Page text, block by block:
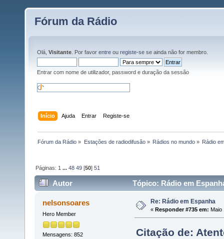
Fórum da Rádio
Olá, Visitante . Por favor entre ou registe-se se ainda não for membro.
Entrar com nome de utilizador, password e duração da sessão
Início Ajuda Entrar Registe-se
Fórum da Rádio » Estações de radiodifusão» Rádios no mundo» Rádio
Páginas: 1 ...48 49 [50]51
Autor Tópico: Rádio em
nelsonsoares
Hero Member
Mensagens: 852
Re: Rádio em Espanha
« Responder #735 em: Maio
Citação de: